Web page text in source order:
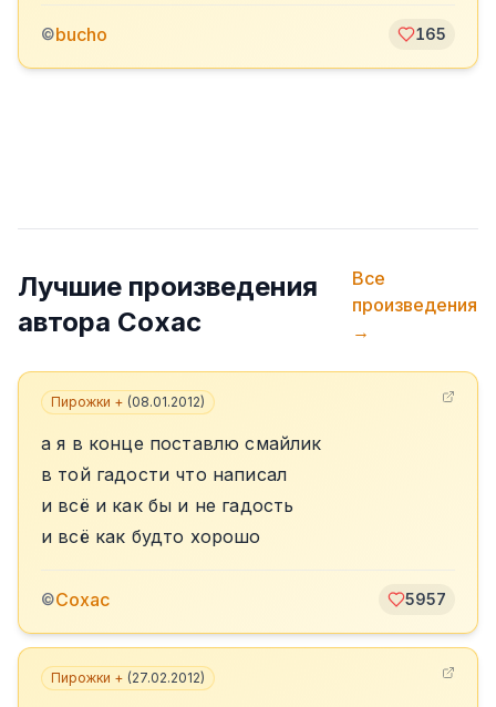
©bucho 165
Лучшие произведения
автора Сохас
Все
произведения
→
Пирожки + (08.01.2012)
а я в конце поставлю смайлик
в той гадости что написал
и всё и как бы и не гадость
и всё как будто хорошо
©Сохас 5957
Пирожки + (27.02.2012)